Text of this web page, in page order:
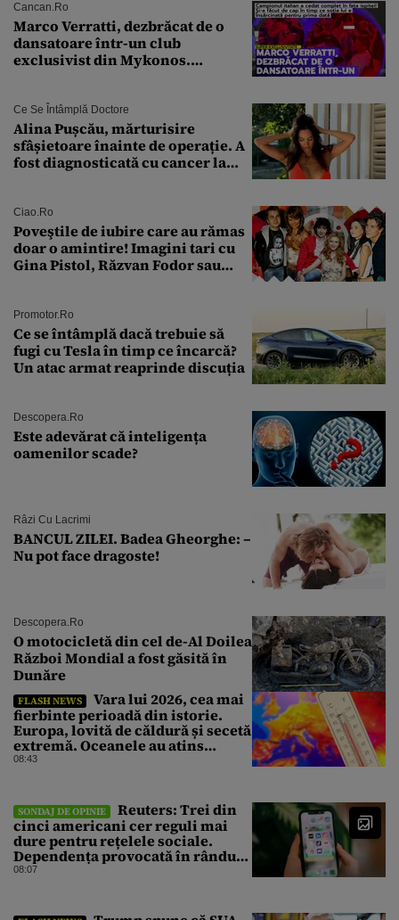
Cancan.ro
Marco Verratti, dezbrăcat de o
dansatoare într-un club
exclusivist din Mykonos.
Ce Se Întâmplă Doctore
Alina Pușcău, mărturisire
sfâșietoare înainte de operație. A
fost diagnosticată cu cancer la
îmi salvez viața”
Ciao.ro
Poveştile de iubire care au rămas
doar o amintire! Imagini tari cu
Gina Pistol, Răzvan Fodor sau
Promotor.ro
Ce se întâmplă dacă trebuie să
fugi cu Tesla în timp ce încarcă?
Un atac armat reaprinde discuția
Descopera.ro
Este adevărat că inteligența
oamenilor scade?
Râzi Cu Lacrimi
BANCUL ZILEI. Badea Gheorghe: –
Nu pot face dragoste!
Descopera.ro
O motocicletă din cel de-Al Doilea
Război Mondial a fost găsită în
Dunăre
FLASH NEWS
Vara lui 2026, cea mai
fierbinte perioadă din istorie.
Europa, lovită de căldură și secetă
extremă. Oceanele au atins
temperaturi record
08:43
SONDAJ DE OPINIE
Reuters: Trei din
cinci americani cer reguli mai
dure pentru rețelele sociale.
Dependența provocată în rândul
copiilor, principala îngrijorare
08:07